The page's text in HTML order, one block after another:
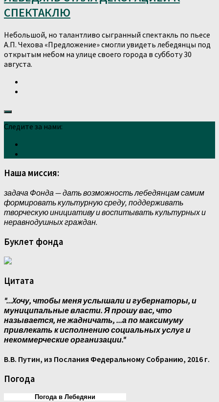
СПЕКТАКЛЮ
Небольшой, но талантливо сыгранный спектакль по пьесе
А.П. Чехова «Предложение» смогли увидеть лебедянцы под
открытым небом на улице своего города в субботу 30
августа.
Следите за нами:
Наша миссия:
задача Фонда — дать возможность лебедянцам самим
формировать культурную среду, поддерживать
творческую инициативу и воспитывать культурных и
неравнодушных граждан.
Буклет фонда
Цитата
"...Xочу, чтобы меня услышали и губернаторы, и
муниципальные власти. Я прошу вас, что
называется, не жадничать, ...а по максимуму
привлекать к исполнению социальных услуг и
некоммерческие организации."
В.В. Путин, из Послания Федеральному Собранию, 2016 г.
Погода
Погода в Лебедяни